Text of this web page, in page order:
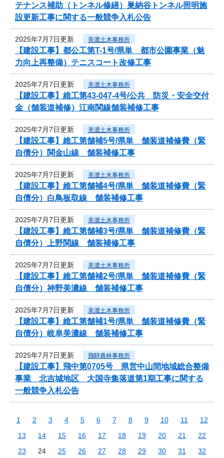
テナンス補助（トンネル修繕）巣納谷トンネル照明施
設更新工事に関する一般競争入札公告
2025年7月7日更新 美濃土木事務所
【建設工事】都公工第T-1号/県単 都市公園事業（魅
力向上再整備）テニスコート改修工事
2025年7月7日更新 美濃土木事務所
【建設工事】維工第43-047-4号/公共 防災・安全交付
金（舗装道補修）江南関線舗装補修工事
2025年7月7日更新 美濃土木事務所
【建設工事】維工第舗補5号/県単 舗装道補修費（緊
自債分）関金山線 舗装補修工事
2025年7月7日更新 美濃土木事務所
【建設工事】維工第舗補4号/県単 舗装道補修費（緊
自債分）白鳥板取線 舗装補修工事
2025年7月7日更新 美濃土木事務所
【建設工事】維工第舗補3号/県単 舗装道補修費（緊
自債分）上野関線 舗装補修工事
2025年7月7日更新 美濃土木事務所
【建設工事】維工第舗補2号/県単 舗装道補修費（緊
自債分）神野美濃線 舗装補修工事
2025年7月7日更新 美濃土木事務所
【建設工事】維工第舗補1号/県単 舗装道補修費（緊
自債分）岐阜美濃線 舗装補修工事
2025年7月7日更新 飛騨農林事務所
【建設工事】飛中第0705号 県営中山間地域総合整備
事業 北吉城地区 大国寺集落道第1期工事に関する
一般競争入札公告
1 2 3 4 5 6 7 8 9 10 11
12
13
14 15 16 17 18 19 20 21
22
23
24 25 26 27 28 29 30 31
32